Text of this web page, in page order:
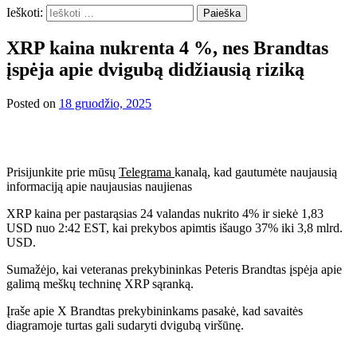
Ieškoti:
XRP kaina nukrenta 4 %, nes Brandtas
įspėja apie dvigubą didžiausią riziką
Posted on 18 gruodžio, 2025
Prisijunkite prie mūsų Telegrama kanalą, kad gautumėte naujausią
informaciją apie naujausias naujienas
XRP kaina per pastarąsias 24 valandas nukrito 4% ir siekė 1,83
USD nuo 2:42 EST, kai prekybos apimtis išaugo 37% iki 3,8 mlrd.
USD.
Sumažėjo, kai veteranas prekybininkas Peteris Brandtas įspėja apie
galimą meškų techninę XRP sąranką.
Įraše apie X Brandtas prekybininkams pasakė, kad savaitės
diagramoje turtas gali sudaryti dvigubą viršūnę.